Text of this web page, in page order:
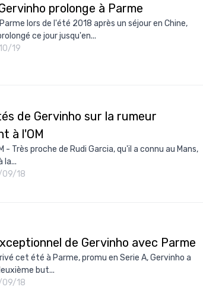
prolonge à Parme
lors de l'été 2018 après un séjour en Chine,
ce jour jusqu'en...
19
de Gervinho sur la rumeur
à l'OM
- Très proche de Rudi Garcia, qu'il a connu au Mans,
la...
09/18
de Gervinho avec Parme
cet été à Parme, promu en Serie A, Gervinho a
but...
09/18